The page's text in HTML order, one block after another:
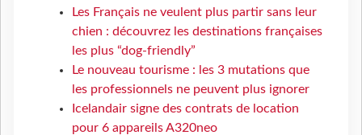
Les Français ne veulent plus partir sans leur
chien : découvrez les destinations françaises
les plus “dog-friendly”
Le nouveau tourisme : les 3 mutations que
les professionnels ne peuvent plus ignorer
Icelandair signe des contrats de location
pour 6 appareils A320neo